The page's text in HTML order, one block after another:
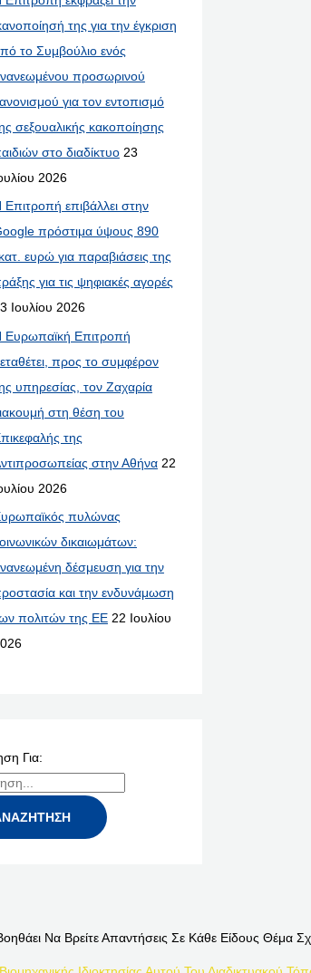
της για την έγκριση
το Συμβούλιο ενός
προσωρινού
για τον εντοπισμό
σεξουαλικής κακοποίησης
στο διαδίκτυο 23
2026
Επιτροπή επιβάλλει στην
πρόστιμα ύψους 890
ευρώ για παραβιάσεις της
για τις ψηφιακές αγορές
Ιουλίου 2026
Ευρωπαϊκή Επιτροπή
προς το συμφέρον
υπηρεσίας, τον Ζαχαρία
στη θέση του
της
στην Αθήνα 22
2026
πυλώνας
δικαιωμάτων:
δέσμευση για την
και την ενδυνάμωση
πολιτών της ΕΕ 22 Ιουλίου
Για:
Να Βρείτε Απαντήσεις Σε Κάθε Είδους Θέμα